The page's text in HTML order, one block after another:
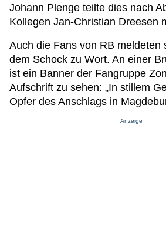
Johann Plenge teilte dies nach
Kollegen Jan-Christian Dreesen
Auch die Fans von RB meldeten
dem Schock zu Wort. An einer
ist ein Banner der Fangruppe
Aufschrift zu sehen: „In stillem
Opfer des Anschlags in
Anzeige